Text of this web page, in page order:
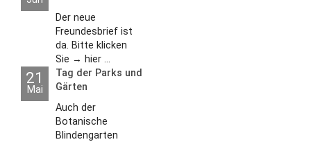
Der neue
Freundesbrief ist
da. Bitte klicken
Sie → hier ...
21
Mai
Tag der Parks und
Gärten
Auch der
Botanische
Blindengarten